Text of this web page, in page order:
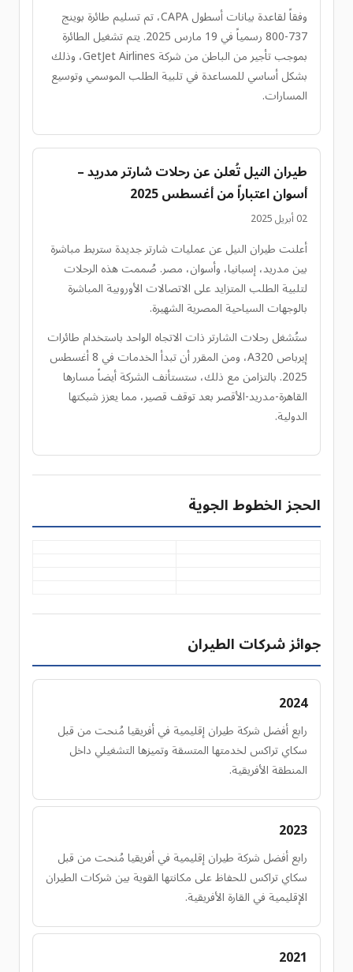
وفقاً لقاعدة بيانات أسطول CAPA، تم تسليم طائرة بوينج
737-800 رسمياً في 19 مارس 2025. يتم تشغيل الطائرة
بموجب تأجير من الباطن من شركة GetJet Airlines، وذلك
بشكل أساسي للمساعدة في تلبية الطلب الموسمي وتوسيع
المسارات.
طيران النيل تُعلن عن رحلات شارتر مدريد –
أسوان اعتباراً من أغسطس 2025
02 أبريل 2025
أعلنت طيران النيل عن عمليات شارتر جديدة ستربط مباشرة
بين مدريد، إسبانيا، وأسوان، مصر. صُممت هذه الرحلات
لتلبية الطلب المتزايد على الاتصالات الأوروبية المباشرة
بالوجهات السياحية المصرية الشهيرة.
ستُشغل رحلات الشارتر ذات الاتجاه الواحد باستخدام طائرات
إيرباص A320، ومن المقرر أن تبدأ الخدمات في 8 أغسطس
2025. بالتزامن مع ذلك، ستستأنف الشركة أيضاً مسارها
القاهرة-مدريد-الأقصر بعد توقف قصير، مما يعزز شبكتها
الدولية.
الحجز الخطوط الجوية
جوائز شركات الطيران
2024
رابع أفضل شركة طيران إقليمية في أفريقيا مُنحت من قبل
سكاي تراكس لخدمتها المتسقة وتميزها التشغيلي داخل
المنطقة الأفريقية.
2023
رابع أفضل شركة طيران إقليمية في أفريقيا مُنحت من قبل
سكاي تراكس للحفاظ على مكانتها القوية بين شركات الطيران
الإقليمية في القارة الأفريقية.
2021